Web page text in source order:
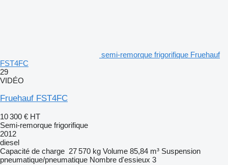
semi-remorque frigorifique Fruehauf
FST4FC
29
VIDÉO
Fruehauf FST4FC
10 300 € HT
Semi-remorque frigorifique
2012
diesel
Capacité de charge 27 570 kg Volume 85,84 m³ Suspension
pneumatique/pneumatique Nombre d'essieux 3